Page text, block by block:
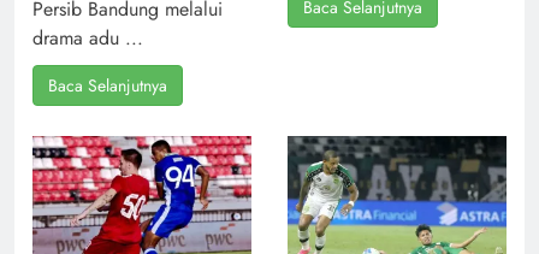
Persib Bandung melalui
drama adu ...
Baca Selanjutnya
Baca Selanjutnya